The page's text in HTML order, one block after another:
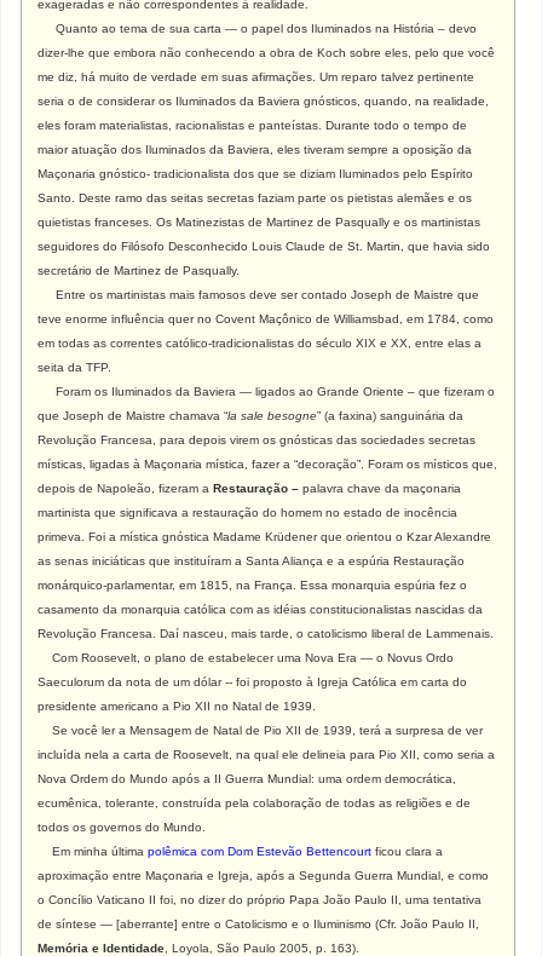
exageradas e não correspondentes à realidade.
Quanto ao tema de sua carta — o papel dos Iluminados na História – devo
dizer-lhe que embora não conhecendo a obra de Koch sobre eles, pelo que você
me diz, há muito de verdade em suas afirmações. Um reparo talvez pertinente
seria o de considerar os Iluminados da Baviera gnósticos, quando, na realidade,
eles foram materialistas, racionalistas e panteístas. Durante todo o tempo de
maior atuação dos Iluminados da Baviera, eles tiveram sempre a oposição da
Maçonaria gnóstico- tradicionalista dos que se diziam Iluminados pelo Espírito
Santo. Deste ramo das seitas secretas faziam parte os pietistas alemães e os
quietistas franceses. Os Matinezistas de Martinez de Pasqually e os martinistas
seguidores do Filósofo Desconhecido Louis Claude de St. Martin, que havia sido
secretário de Martinez de Pasqually.
Entre os martinistas mais famosos deve ser contado Joseph de Maistre que
teve enorme influência quer no Covent Maçônico de Williamsbad, em 1784, como
em todas as correntes católico-tradicionalistas do século XIX e XX, entre elas a
seita da TFP.
Foram os Iluminados da Baviera — ligados ao Grande Oriente – que fizeram o
que Joseph de Maistre chamava “la sale besogne” (a faxina) sanguinária da
Revolução Francesa, para depois virem os gnósticas das sociedades secretas
místicas, ligadas à Maçonaria mística, fazer a “decoração”. Foram os místicos que,
depois de Napoleão, fizeram aRestauração –palavra chave da maçonaria
martinista que significava a restauração do homem no estado de inocência
primeva. Foi a mística gnóstica Madame Krüdener que orientou o Kzar Alexandre
as senas iniciáticas que instituíram a Santa Aliança e a espúria Restauração
monárquico-parlamentar, em 1815, na França. Essa monarquia espúria fez o
casamento da monarquia católica com as idéias constitucionalistas nascidas da
Revolução Francesa. Daí nasceu, mais tarde, o catolicismo liberal de Lammenais.
Com Roosevelt, o plano de estabelecer uma Nova Era — o Novus Ordo
Saeculorum da nota de um dólar -- foi proposto à Igreja Católica em carta do
presidente americano a Pio XII no Natal de 1939.
Se você ler a Mensagem de Natal de Pio XII de 1939, terá a surpresa de ver
incluída nela a carta de Roosevelt, na qual ele delineia para Pio XII, como seria a
Nova Ordem do Mundo após a II Guerra Mundial: uma ordem democrática,
ecumênica, tolerante, construída pela colaboração de todas as religiões e de
todos os governos do Mundo.
Em minha últimapolêmicacom Dom Estevão Bettencourt ficou clara a
aproximação entre Maçonaria e Igreja, após a Segunda Guerra Mundial, e como
o Concílio Vaticano II foi, no dizer do próprio Papa João Paulo II, uma tentativa
de síntese — [aberrante] entre o Catolicismo e o Iluminismo (Cfr. João Paulo II,
Memória e Identidade , Loyola, São Paulo 2005, p. 163).